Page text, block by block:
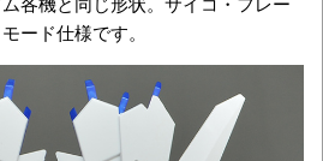
ード仕様です。